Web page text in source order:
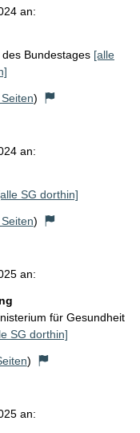
an:
Bundestages [alle
)
an:
SG dorthin]
)
an:
für Gesundheit
SG dorthin]
)
an: